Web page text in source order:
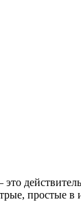
простые в